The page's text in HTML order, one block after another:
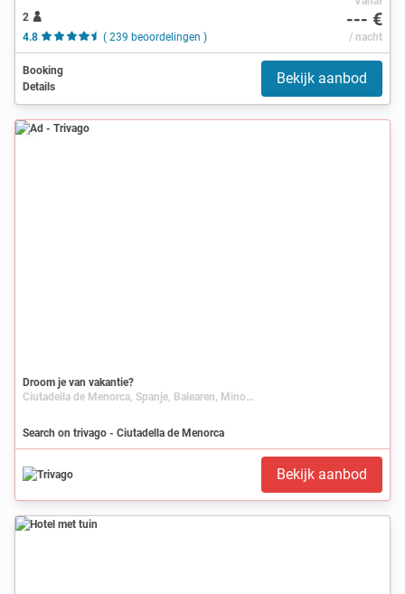
2
4.8
( 239 beoordelingen )
--- €
/ nacht
Booking
Details
Bekijk aanbod
Ad
Droom je van vakantie?
Ciutadella de Menorca, Spanje, Balearen, Minorca
Search on trivago - Ciutadella de Menorca
Bekijk aanbod